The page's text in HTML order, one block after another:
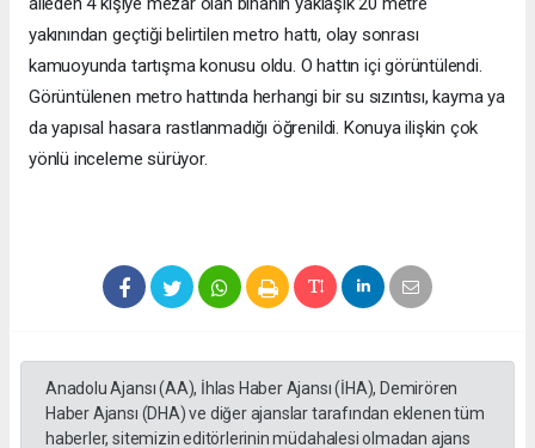
yakınından geçtiği belirtilen metro hattı, olay sonrası
kamuoyunda tartışma konusu oldu. O hattın içi görüntülendi.
Görüntülenen metro hattında herhangi bir su sızıntısı, kayma ya
da yapısal hasara rastlanmadığı öğrenildi. Konuya ilişkin çok
yönlü inceleme sürüyor.
Anadolu Ajansı (AA), İhlas Haber Ajansı (İHA), Demirören
Haber Ajansı (DHA) ve diğer ajanslar tarafından eklenen tüm
haberler, sitemizin editörlerinin müdahalesi olmadan ajans